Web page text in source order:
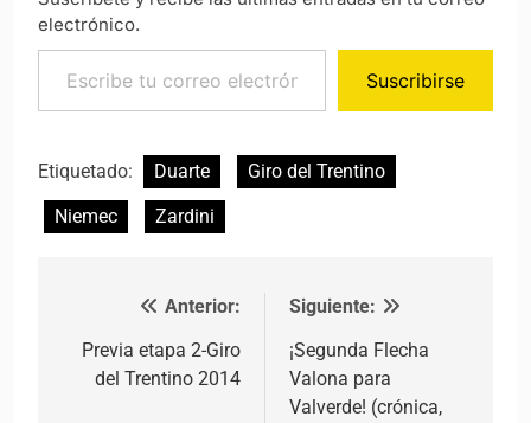
electrónico.
Escribe tu correo electrónico…
Suscribirse
Etiquetado: Duarte
Giro del Trentino
Niemec
Zardini
Navegación de entradas
Anterior:
Previa etapa 2-Giro
del Trentino 2014
Siguiente:
¡Segunda Flecha
Valona para
Valverde! (crónica,